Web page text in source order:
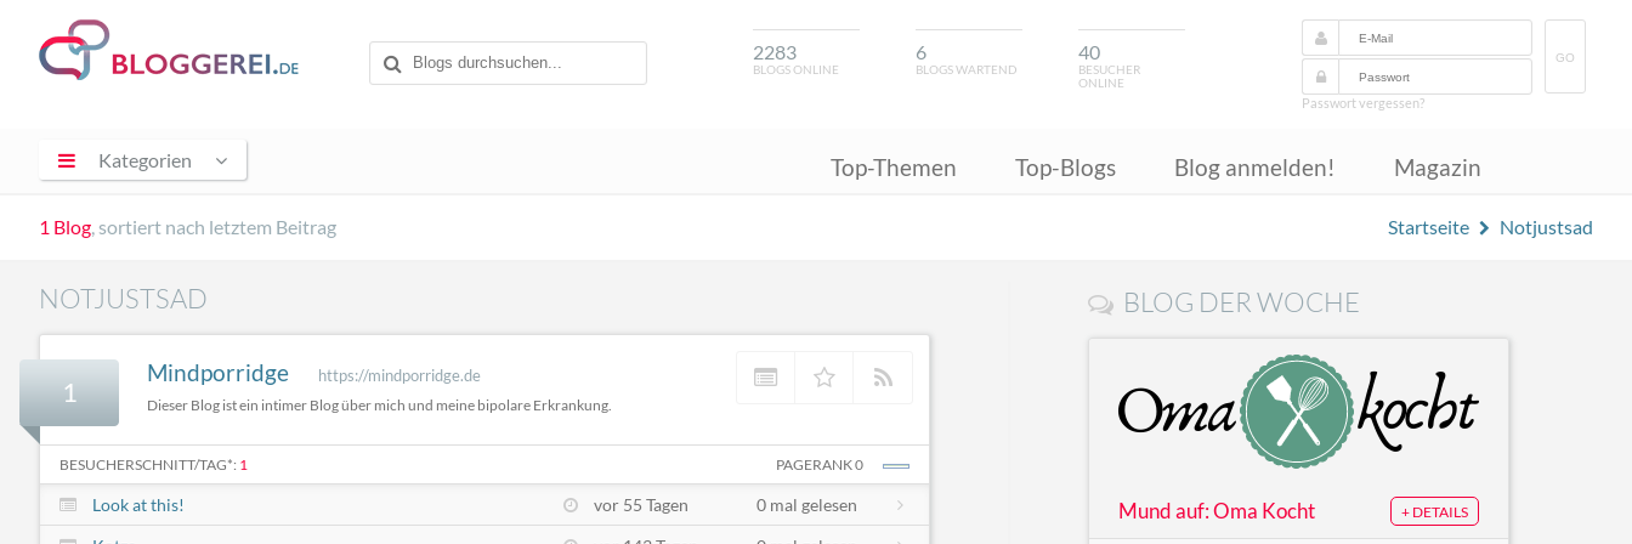
2283
BLOGS ONLINE
6
BLOGS WARTEND
40
BESUCHER
ONLINE
GO
Passwort vergessen?
Kategorien Top-Themen Top-Blogs Blog anmelden! Magazin
1 Blog, sortiert nach letztem Beitrag Startseite Notjustsad
NOTJUSTSAD
1
Mindporridge https://mindporridge.de
Dieser Blog ist ein intimer Blog über mich und meine bipolare Erkrankung.
BESUCHERSCHNITT/TAG*: 1 PAGERANK 0
Look at this! vor 55 Tagen
0 mal gelesen
BLOG DER WOCHE
Mund auf: Oma Kocht + DETAILS